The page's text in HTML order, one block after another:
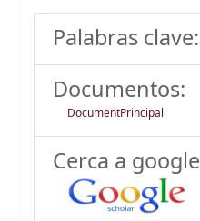
Palabras clave:
Documentos:
DocumentPrincipal
Cerca a google